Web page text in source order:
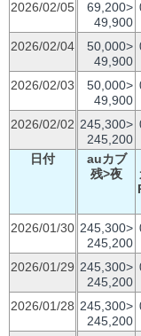
2026/02/05
69,200>
49,900
2026/02/04
50,000>
49,900
2026/02/03
50,000>
49,900
2026/02/02 245,300>
245,200
日付
auカブ
残>夜
2026/01/30 245,300>
245,200
2026/01/29 245,300>
245,200
2026/01/28 245,300>
245,200